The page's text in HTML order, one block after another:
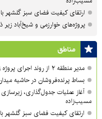
ارتقای کیفیت فضای سبز گلشهر
پروژه‌های خوارزمی و شیخ‌آباد زیر
مناطق
مدیر منطقه ۲ از روند اجرای پروژه زیرگذر شیخ‌آباد بازدید کرد
بساط پرنده‌فروشان در حاشیه
آغاز عملیات جدول‌گذاری،
مسیب‌زاده
ارتقای کیفیت فضای سبز گلشهر